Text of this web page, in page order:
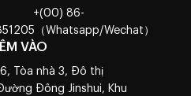
+(00) 86-
（Whatsapp/Wechat）
VÀO
Tòa nhà 3, Đô thị
Đông Jinshui, Khu